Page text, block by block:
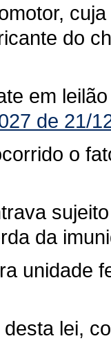
do
em
de 21/
o
da
unidade
lei,